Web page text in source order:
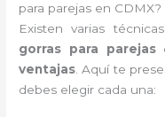
para parejas en
Existen varias
gorras para parejas
ventajas . Aquí te
debes elegir cada una: